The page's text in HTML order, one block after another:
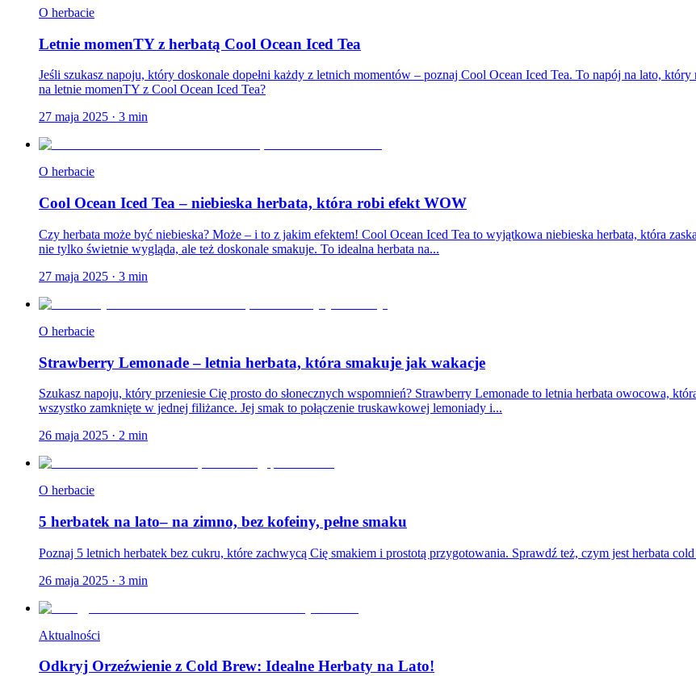
O herbacie
Letnie momenTY z herbatą Cool Ocean Iced Tea
Jeśli szukasz napoju, który doskonale dopełni każdy z letnich momentów – poznaj Cool Ocean Iced Tea. To napój na lato,
na letnie momenTY z Cool Ocean Iced Tea?
27 maja 2025 · 3 min
O herbacie
Cool Ocean Iced Tea – niebieska herbata, która robi efekt WOW
Czy herbata może być niebieska? Może – i to z jakim efektem! Cool Ocean Iced Tea to wyjątkowa niebieska herbata, która
nie tylko świetnie wygląda, ale też doskonale smakuje. To idealna herbata na...
27 maja 2025 · 3 min
O herbacie
Strawberry Lemonade – letnia herbata, która smakuje jak wakacje
Szukasz napoju, który przeniesie Cię prosto do słonecznych wspomnień? Strawberry Lemonade to letnia herbata owocowa,
wszystko zamknięte w jednej filiżance. Jej smak to połączenie truskawkowej lemoniady i...
26 maja 2025 · 2 min
O herbacie
5 herbatek na lato– na zimno, bez kofeiny, pełne smaku
Poznaj 5 letnich herbatek bez cukru, które zachwycą Cię smakiem i prostotą przygotowania. Sprawdź też, czym jest herbata
26 maja 2025 · 3 min
Aktualności
Odkryj Orzeźwienie z Cold Brew: Idealne Herbaty na Lato!